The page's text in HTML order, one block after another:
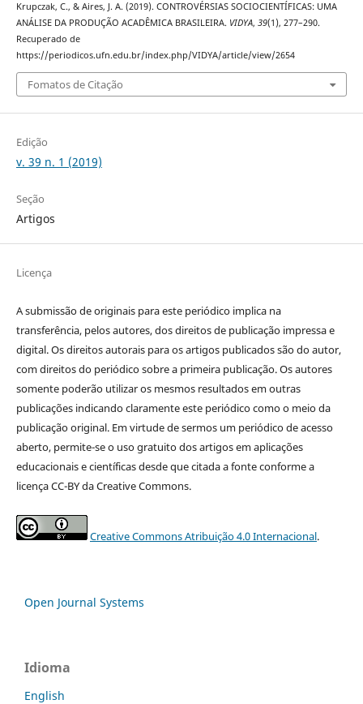
Krupczak, C., & Aires, J. A. (2019). CONTROVÉRSIAS SOCIOCIENTÍFICAS: UMA
ANÁLISE DA PRODUÇÃO ACADÊMICA BRASILEIRA. VIDYA, 39(1), 277–290.
Recuperado de
https://periodicos.ufn.edu.br/index.php/VIDYA/article/view/2654
Fomatos de Citação
Edição
v. 39 n. 1 (2019)
Seção
Artigos
Licença
A submissão de originais para este periódico implica na
transferência, pelos autores, dos direitos de publicação impressa e
digital. Os direitos autorais para os artigos publicados são do autor,
com direitos do periódico sobre a primeira publicação. Os autores
somente poderão utilizar os mesmos resultados em outras
publicações indicando claramente este periódico como o meio da
publicação original. Em virtude de sermos um periódico de acesso
aberto, permite-se o uso gratuito dos artigos em aplicações
educacionais e científicas desde que citada a fonte conforme a
licença CC-BY da Creative Commons.
Creative Commons Atribuição 4.0 Internacional.
Open Journal Systems
Idioma
English